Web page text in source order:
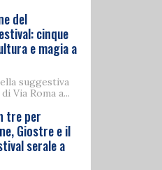
del
cinque
e magia a
suggestiva
Via Roma a...
tre per
Giostre e il
serale a